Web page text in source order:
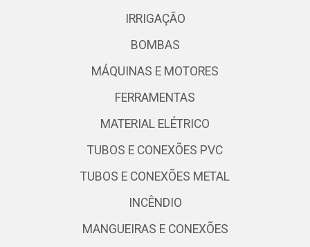
IRRIGAÇÃO
BOMBAS
MÁQUINAS E MOTORES
FERRAMENTAS
MATERIAL ELÉTRICO
TUBOS E CONEXÕES PVC
TUBOS E CONEXÕES METAL
INCÊNDIO
MANGUEIRAS E CONEXÕES